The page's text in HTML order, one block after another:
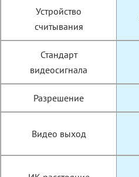
Устройство
считывания
Стандарт
видеосигнала
Разрешение
Видео выход